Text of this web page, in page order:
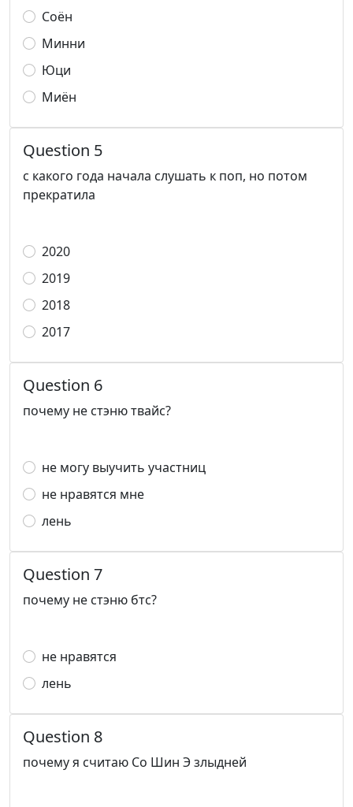
Соён
Минни
Юци
Миён
Question 5
с какого года начала слушать к поп, но потом
прекратила
2020
2019
2018
2017
Question 6
почему не стэню твайс?
не могу выучить участниц
не нравятся мне
лень
Question 7
почему не стэню бтс?
не нравятся
лень
Question 8
почему я считаю Со Шин Э злыдней